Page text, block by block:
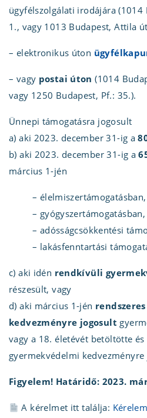
ügyfélszolgálati irodájára (1014
1., vagy 1013 Budapest, Attila
– elektronikus úton
– vagy postai úton (1014
vagy 1250 Budapest, Pf.: 35.).
Ünnepi támogatásra jogosult
a) aki 2023. december 31-ig a
b) aki 2023. december 31-ig a
március 1-jén
–
–
– adósságcsökkentési
– lakásfenntartási
c) aki idén rendkívüli
részesült, vagy
d) aki március 1-jén
kedvezményre jogosult
vagy a 18. életévét betöltötte
gyermekvédelmi
Figyelem! Határidő: 2023.
A kérelmet itt találja: